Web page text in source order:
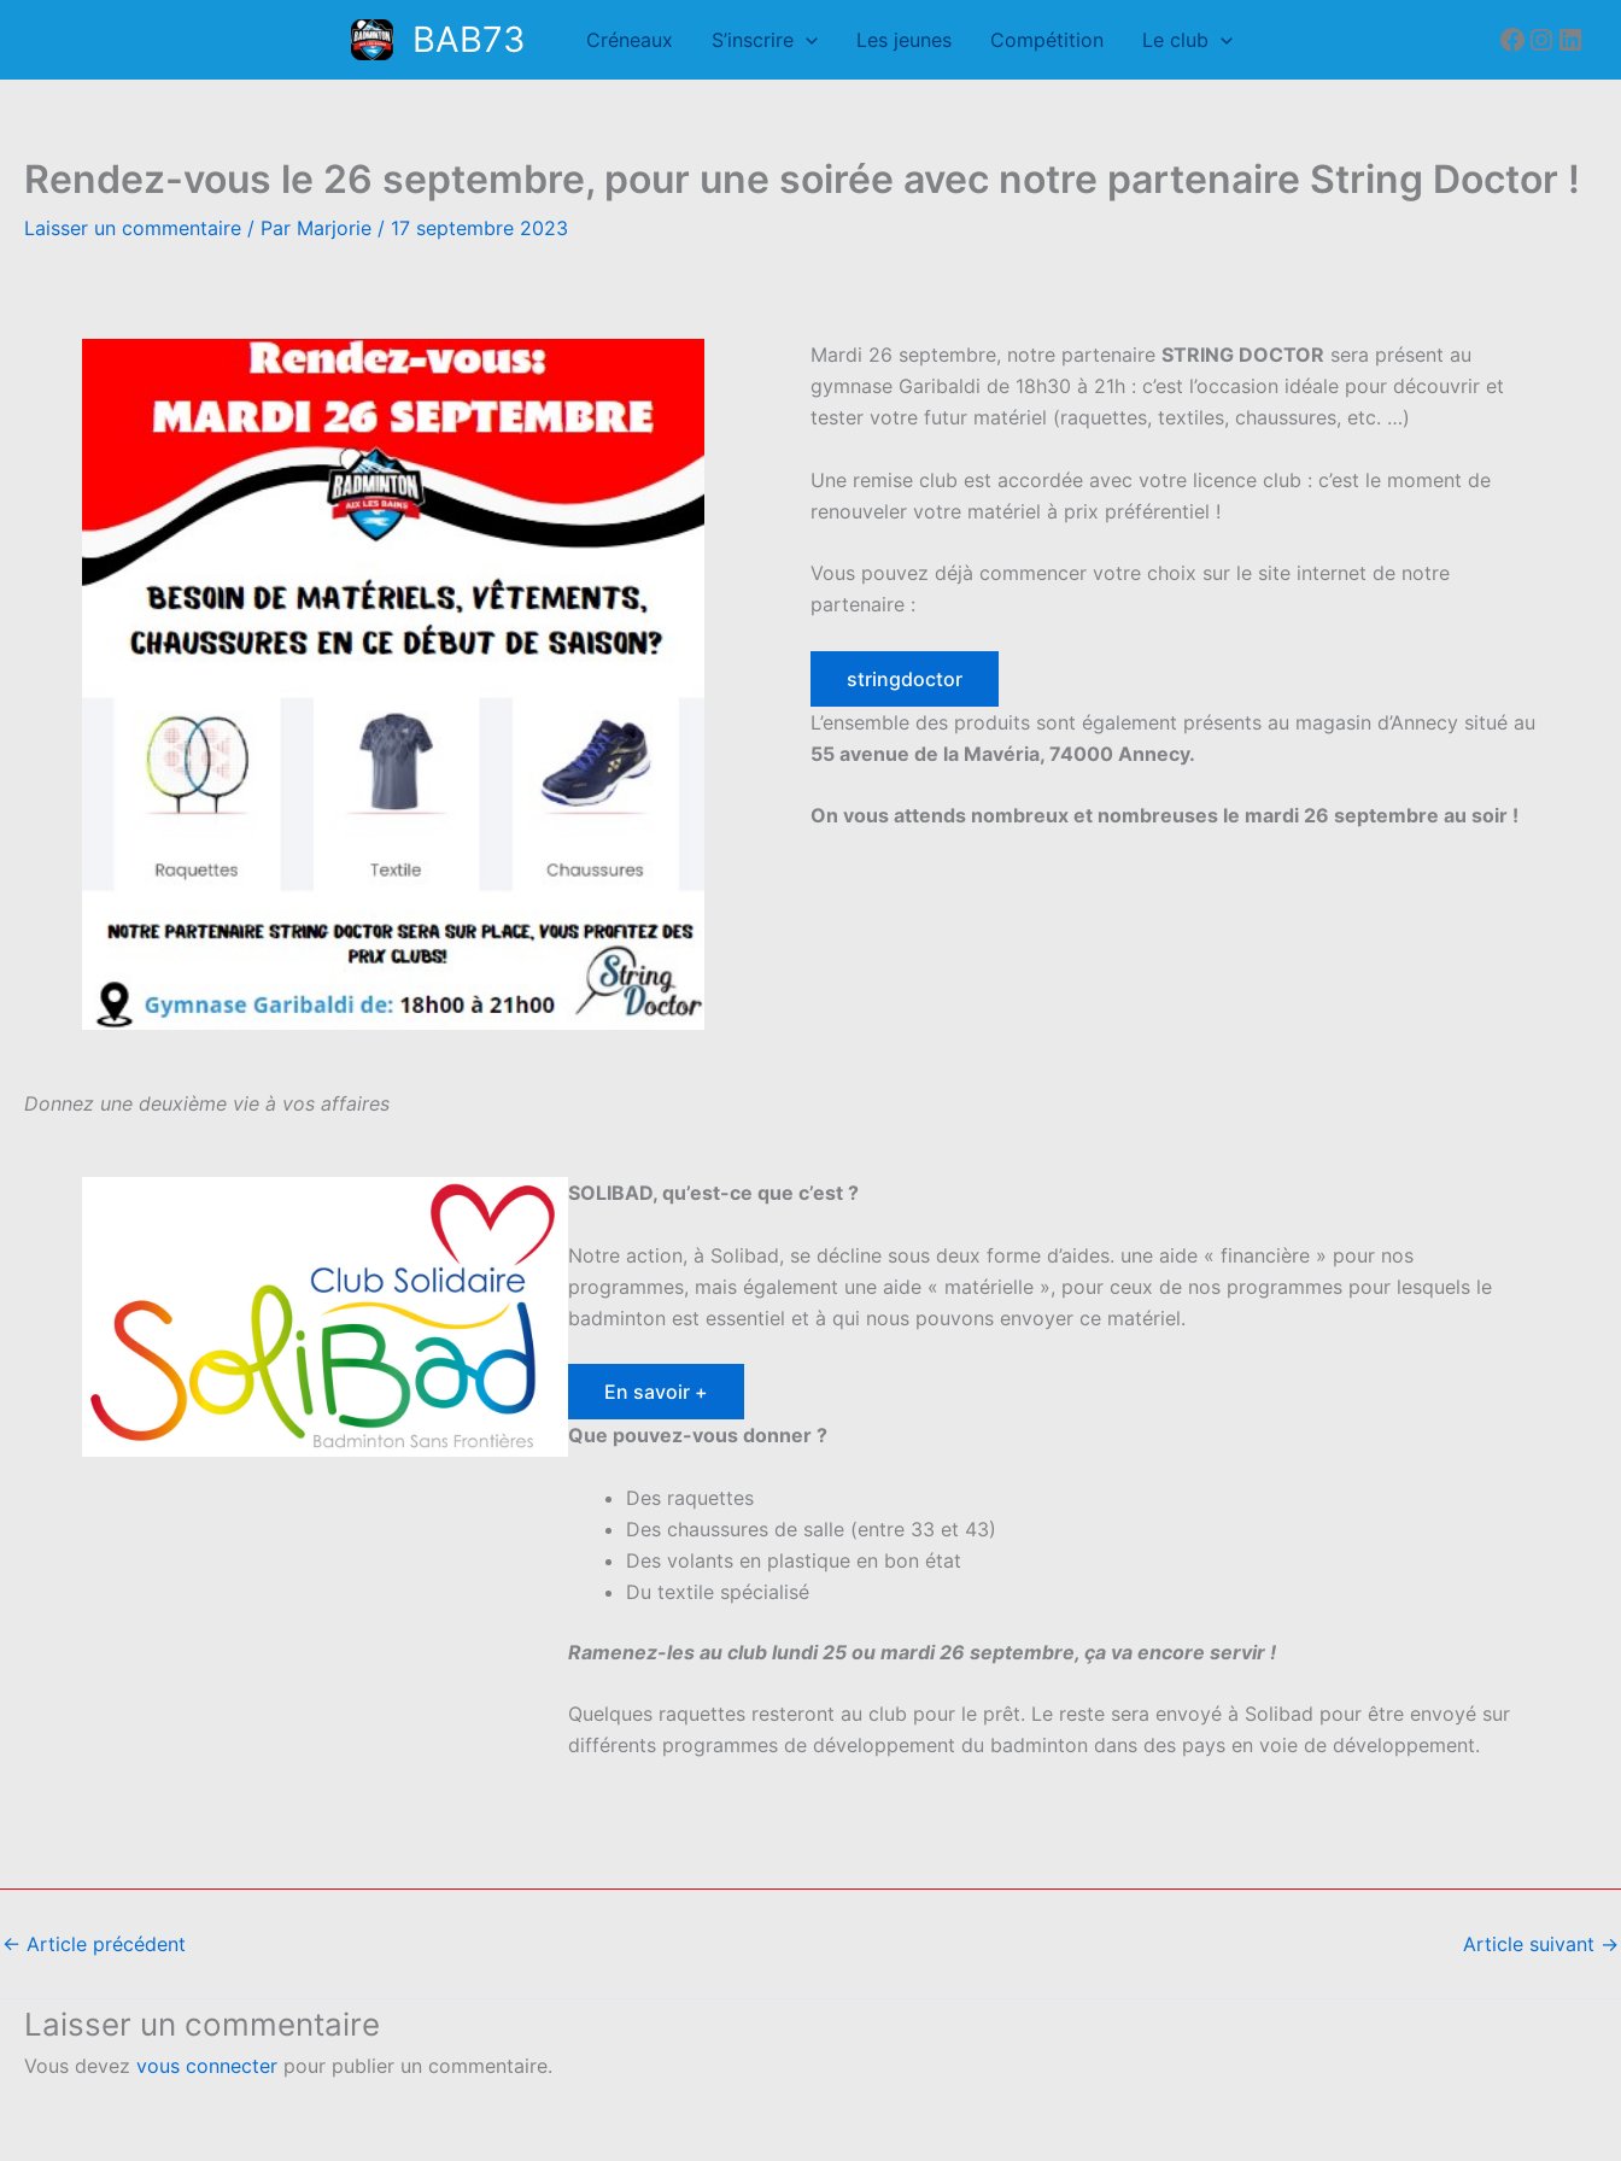
contenu
BAB73 Créneaux S’inscrire Les jeunes Compétition Le club
Rendez-vous le 26 septembre, pour une soirée avec notre partenaire String Doctor !
Laisser un commentaire / Par Marjorie / 17 septembre 2023
Mardi 26 septembre, notre partenaire STRING DOCTOR sera présent au
gymnase Garibaldi de 18h30 à 21h : c’est l’occasion idéale pour découvrir et
tester votre futur matériel (raquettes, textiles, chaussures, etc. …)
Une remise club est accordée avec votre licence club : c’est le moment de
renouveler votre matériel à prix préférentiel !
Vous pouvez déjà commencer votre choix sur le site internet de notre
partenaire :
stringdoctor
L’ensemble des produits sont également présents au magasin d’Annecy situé au
55 avenue de la Mavéria, 74000 Annecy.
On vous attends nombreux et nombreuses le mardi 26 septembre au soir !
Donnez une deuxième vie à vos affaires
SOLIBAD, qu’est-ce que c’est ?
Notre action, à Solibad, se décline sous deux forme d’aides. une aide « financière » pour nos
programmes, mais également une aide « matérielle », pour ceux de nos programmes pour lesquels le
badminton est essentiel et à qui nous pouvons envoyer ce matériel.
En savoir +
Que pouvez-vous donner ?
Des raquettes
Des chaussures de salle (entre 33 et 43)
Des volants en plastique en bon état
Du textile spécialisé
Ramenez-les au club lundi 25 ou mardi 26 septembre, ça va encore servir !
Quelques raquettes resteront au club pour le prêt. Le reste sera envoyé à Solibad pour être envoyé sur
différents programmes de développement du badminton dans des pays en voie de développement.
← Article précédent Article suivant →
Laisser un commentaire
Vous devez vous connecter pour publier un commentaire.